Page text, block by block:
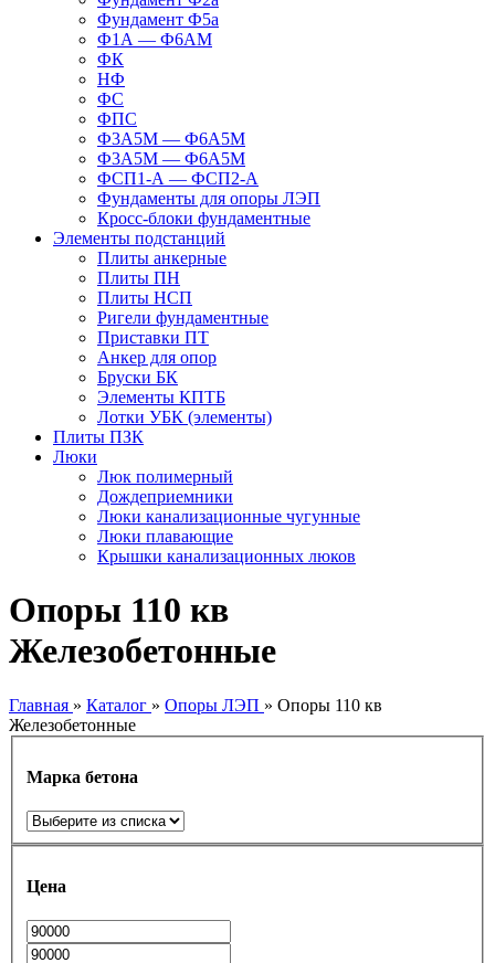
Фундамент Ф5а
Ф1А — Ф6АМ
ФК
НФ
ФС
ФПС
Ф3А5М — Ф6А5М
Ф3А5М — Ф6А5М
ФСП1-А — ФСП2-А
Фундаменты для опоры ЛЭП
Кросс-блоки фундаментные
Элементы подстанций
Плиты анкерные
Плиты ПН
Плиты НСП
Ригели фундаментные
Приставки ПТ
Анкер для опор
Бруски БК
Элементы КПТБ
Лотки УБК (элементы)
Плиты ПЗК
Люки
Люк полимерный
Дождеприемники
Люки канализационные чугунные
Люки плавающие
Крышки канализационных люков
Опоры 110 кв
Железобетонные
Главная » Каталог » Опоры ЛЭП » Опоры 110 кв
Железобетонные
Марка бетона
Цена